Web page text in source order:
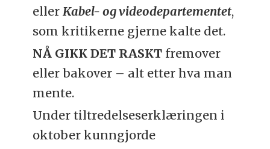
eller Kabel- og videodepartementet,
som kritikerne gjerne kalte det.
NÅ GIKK DET RASKT fremover
eller bakover – alt etter hva man
mente.
Under tiltredelseserklæringen i
oktober kunngjorde